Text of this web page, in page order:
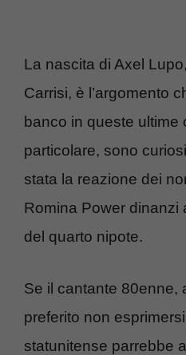
La nascita di Axel
Carrisi, è l’argomento
banco in queste ultime
particolare, sono
stata la reazione dei
Romina Power dinanzi
del quarto nipote.
Se il cantante 80enne,
preferito non
statunitense parrebbe